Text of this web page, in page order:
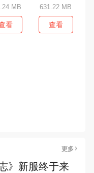
MB
看
631.22 MB
查看
送充）
更多
》新服终于来